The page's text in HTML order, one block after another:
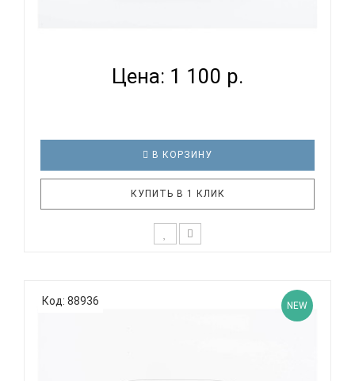
Цена: 1 100 р.
В КОРЗИНУ
КУПИТЬ В 1 КЛИК
музыкантов: начинающих, профессионалов и
студентов. Блюзовая губная гармоника "Lucky 4"
Код: 88936 NEW